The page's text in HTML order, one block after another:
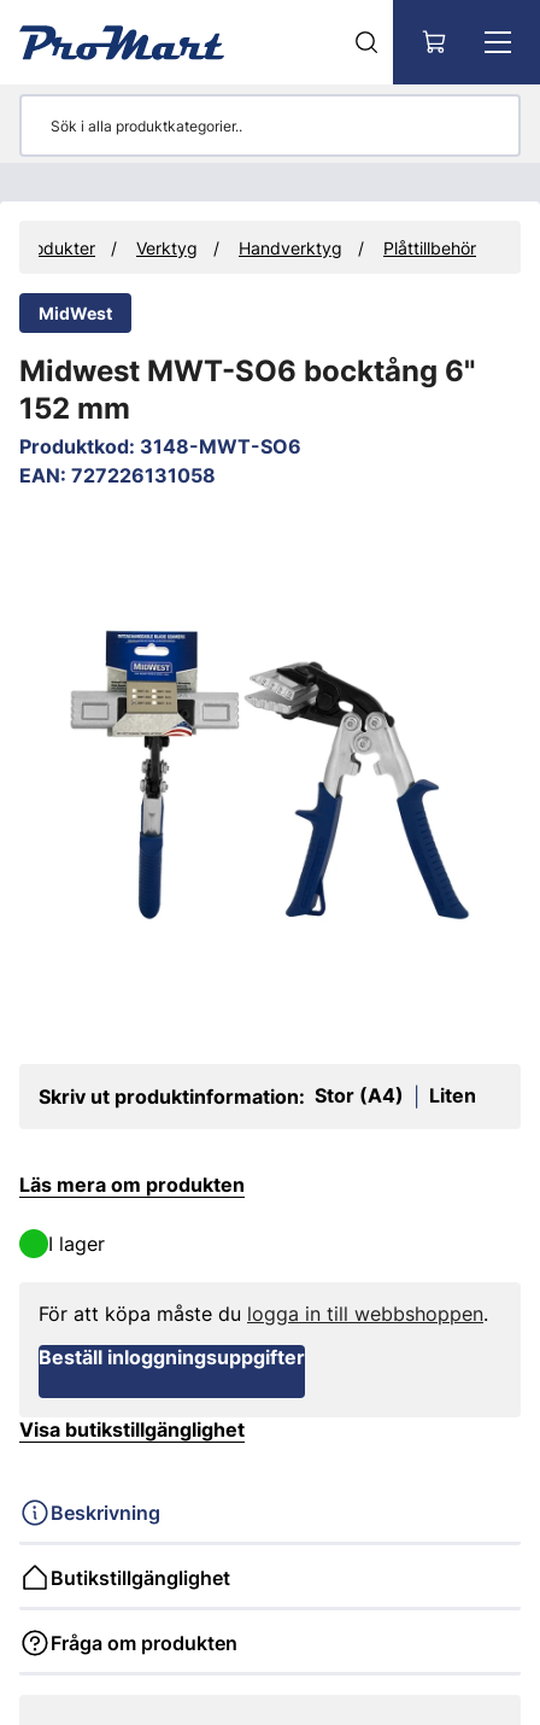
Produkter Verktyg Handverktyg Plåttillbehör
MidWest
Midwest MWT-SO6 bocktång 6"
152 mm
Produktkod: 3148-MWT-SO6
EAN: 727226131058
Skriv ut produktinformation: Stor (A4) Liten
Läs mera om produkten
I lager
För att köpa måste du logga in till webbshoppen.
Beställ inloggningsuppgifter
Visa butikstillgänglighet
Beskrivning
Butikstillgänglighet
Fråga om produkten